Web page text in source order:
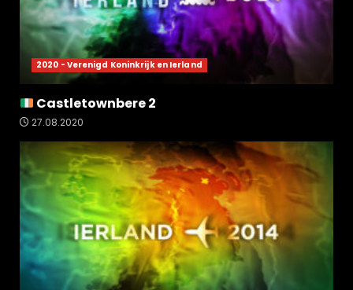
2020 - Verenigd Koninkrijk en Ierland
Castletownbere 2
27.08.2020